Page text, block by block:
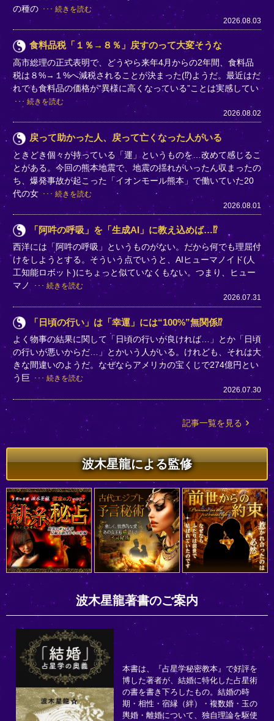
の種の
続きを読む
2026.08.03
食料品税「１％→８％」戻すのって大変そうな
高市総理の正式表明で、どうやら来年4月からの2年間、食料品
税は８%→１%へ減税されることが決まった(⁉)ようだ。最近はだ
れでも食料品の価格が“異様に高くなっている”ことは実感してい
続きを読む
2026.08.02
戻って助かった人、戻って亡くなった人がいる
ときどき個々が持っている「運」というものを…改めて感じるこ
とがある。今回の熊本地震で、地震の揺れがいったん収まったの
ち、爆発事故が起こった「イオンモール熊本」で働いていた20
代の女
続きを読む
2026.08.01
「阿吽の呼吸」を「生成AI」に教え込めば…⁉
西洋には「阿吽の呼吸」というものがない。だから何でも理屈付
けをしようとする。そういう点でいうと、AIヒューマノイド(人
工知能ロボット)にちょっと似ていなくもない。つまり、ヒュー
マノ
続きを読む
2026.07.31
「日頃の行い」は「幸運」には“100%”無関係⁉
よく物事の結果に関して「日頃の行いが良ければ…」とか「日頃
の行いが悪いからだ…」とかいう人がいる。けれども、それは大
きな間違いのようだ。なぜならアメリカの宝くじで274億円とい
う巨
続きを読む
2026.07.30
記事一覧を見る
波木星龍による監修
波木星龍著書のご案内
本書は、『占星学秘密教本』で好評を
博した著者が、結婚に特化した占星術
の書を書き下ろしたもの。結婚の時
期・相性・宿縁（絆）・複数婚・玉の
輿婚・離婚について、独自理論を駆使